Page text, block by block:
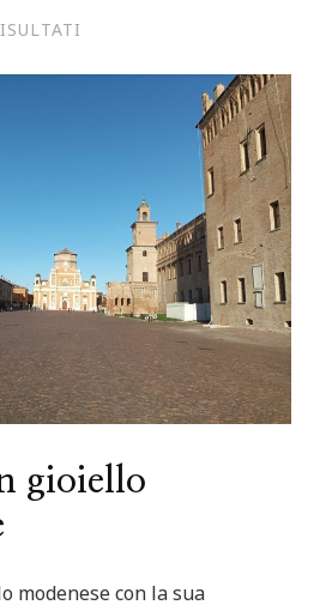
gioiello
modenese con la sua